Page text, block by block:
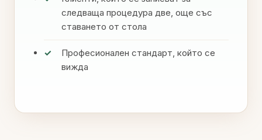
следваща процедура две, още със
ставането от стола
Професионален стандарт, който се
вижда